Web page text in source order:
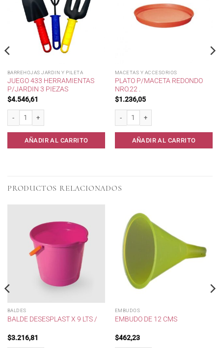
BARREHOJAS JARDIN Y PILETA
JUEGO 433 HERRAMIENTAS
P/JARDIN 3 PIEZAS
$4.546,61
Juego 433 Herramientas p/Jardin 3 Piezas cantidad
AÑADIR AL CARRITO
MACETAS Y ACCESORIOS
PLATO P/MACETA REDONDO
NRO.22 .
$1.236,05
Plato p/Maceta Redondo Nro.22 .
AÑADIR AL CARRITO
PRODUCTOS RELACIONADOS
BALDES
BALDE DESESPLAST X 9 LTS /
$3.216,81
EMBUDOS
EMBUDO DE 12 CMS
$462,23